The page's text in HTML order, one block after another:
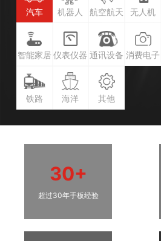
汽车 机器人 航空航天 无人机
智能家居 仪表仪器 通讯设备 消费电子
铁路 海洋 其他
30+
超过30年手板经验